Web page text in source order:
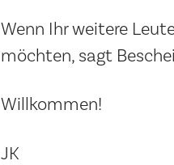
Wenn Ihr weitere
möchten, sagt
Willkommen!
JK